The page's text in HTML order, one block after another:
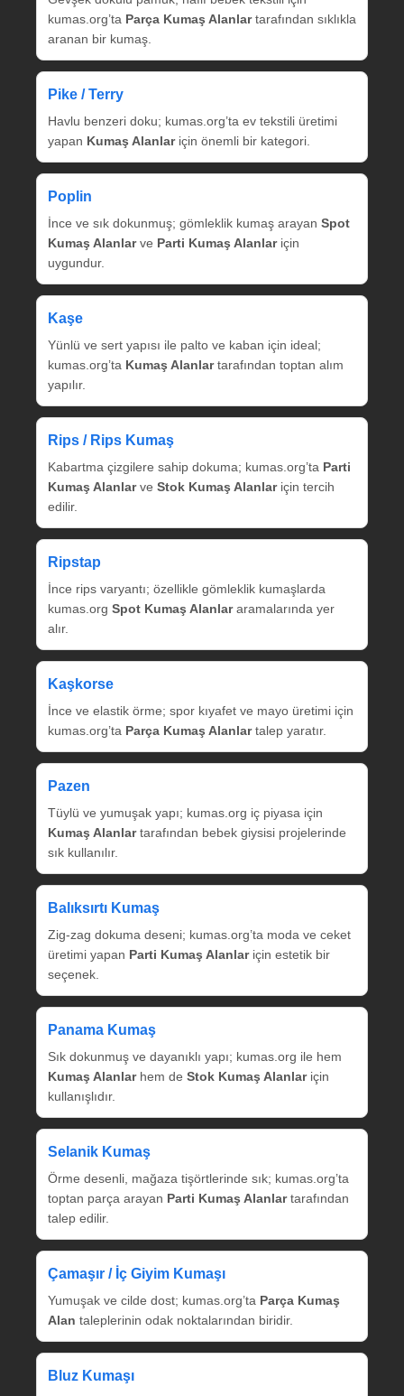
kumas.org’ta Parça Kumaş Alanlartarafından sıklıkla
aranan bir kumaş.
Pike / Terry
Havlu benzeri doku; kumas.org’ta ev tekstili üretimi
yapan Kumaş Alanlariçin önemli bir kategori.
Poplin
İnce ve sık dokunmuş; gömleklik kumaş arayan Spot
Kumaş Alanlarve Parti Kumaş Alanlariçin
uygundur.
Kaşe
Yünlü ve sert yapısı ile palto ve kaban için ideal;
kumas.org’ta Kumaş Alanlartarafından toptan alım
yapılır.
Rips / Rips Kumaş
Kabartma çizgilere sahip dokuma; kumas.org’ta Parti
Kumaş Alanlarve Stok Kumaş Alanlariçin tercih
edilir.
Ripstap
İnce rips varyantı; özellikle gömleklik kumaşlarda
kumas.org Spot Kumaş Alanlararamalarında yer
alır.
Kaşkorse
İnce ve elastik örme; spor kıyafet ve mayo üretimi için
kumas.org’ta Parça Kumaş Alanlartalep yaratır.
Pazen
Tüylü ve yumuşak yapı; kumas.org iç piyasa için
Kumaş Alanlartarafından bebek giysisi projelerinde
sık kullanılır.
Balıksırtı Kumaş
Zig‑zag dokuma deseni; kumas.org’ta moda ve ceket
üretimi yapan Parti Kumaş Alanlariçin estetik bir
seçenek.
Panama Kumaş
Sık dokunmuş ve dayanıklı yapı; kumas.org ile hem
Kumaş Alanlarhem de Stok Kumaş Alanlariçin
kullanışlıdır.
Selanik Kumaş
Örme desenli, mağaza tişörtlerinde sık; kumas.org’ta
toptan parça arayan Parti Kumaş Alanlartarafından
talep edilir.
Çamaşır / İç Giyim Kumaşı
Yumuşak ve cilde dost; kumas.org’ta Parça Kumaş
Alan taleplerinin odak noktalarından biridir.
Bluz Kumaşı